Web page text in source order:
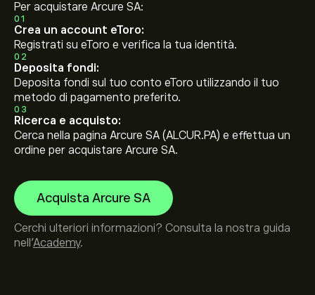
Per acquistare Arcure SA:
01
Crea un account eToro:
Registrati su eToro e verifica la tua identità.
02
Deposita fondi:
Deposita fondi sul tuo conto eToro utilizzando il tuo
metodo di pagamento preferito.
03
Ricerca e acquisto:
Cerca nella pagina Arcure SA (ALCUR.PA) e effettua un
ordine per acquistare Arcure SA.
Acquista Arcure SA
Cerchi ulteriori informazioni? Consulta la nostra guida
nell’Academy.